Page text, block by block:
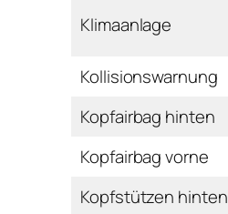
Klimaanlage
Kollisionswarnung
Kopfairbag hinten
Kopfairbag vorne
Kopfstützen hinten